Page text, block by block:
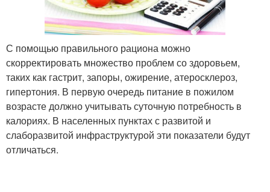
С помощью правильного рациона можно
скорректировать множество проблем со здоровьем,
таких как гастрит, запоры, ожирение, атеросклероз,
гипертония. В первую очередь питание в пожилом
возрасте должно учитывать суточную потребность в
калориях. В населенных пунктах с развитой и
слаборазвитой инфраструктурой эти показатели будут
отличаться.